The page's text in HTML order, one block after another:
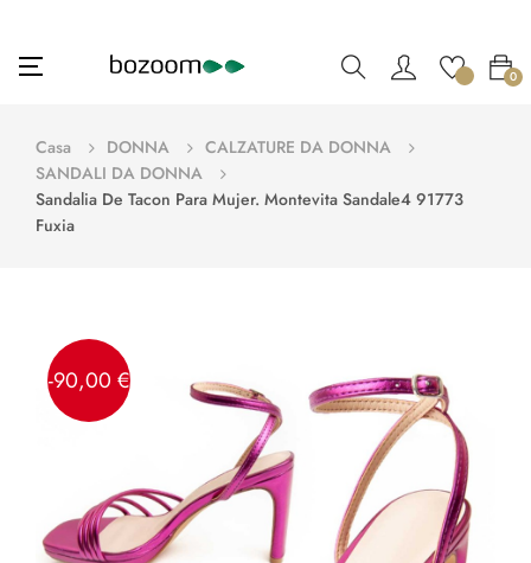
navigazione
☰ 0
Casa DONNA
CALZATURE DA DONNA
SANDALI DA DONNA
Sandalia De Tacon Para Mujer. Montevita Sandale4 91773
Fuxia
-90,00 €